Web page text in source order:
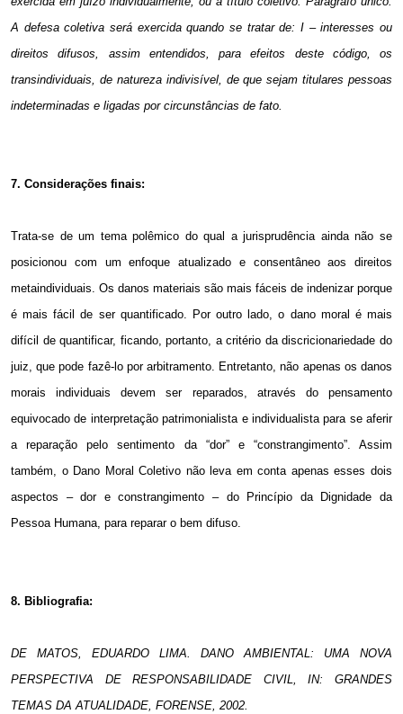
A defesa coletiva será exercida quando se tratar de: I – interesses ou
direitos difusos, assim entendidos, para efeitos deste código, os
transindividuais, de natureza indivisível, de que sejam titulares pessoas
indeterminadas e ligadas por circunstâncias de fato.
7. Considerações finais:
Trata-se de um tema polêmico do qual a jurisprudência ainda não se
posicionou com um enfoque atualizado e consentâneo aos direitos
metaindividuais. Os danos materiais são mais fáceis de indenizar porque
é mais fácil de ser quantificado. Por outro lado, o dano moral é mais
difícil de quantificar, ficando, portanto, a critério da discricionariedade do
juiz, que pode fazê-lo por arbitramento. Entretanto, não apenas os danos
morais individuais devem ser reparados, através do pensamento
equivocado de interpretação patrimonialista e individualista para se aferir
a reparação pelo sentimento da “dor” e “constrangimento”. Assim
também, o Dano Moral Coletivo não leva em conta apenas esses dois
aspectos – dor e constrangimento – do Princípio da Dignidade da
Pessoa Humana, para reparar o bem difuso.
8. Bibliografia:
DE MATOS, EDUARDO LIMA. DANO AMBIENTAL: UMA NOVA
PERSPECTIVA DE RESPONSABILIDADE CIVIL, IN: GRANDES
TEMAS DA ATUALIDADE, FORENSE, 2002.